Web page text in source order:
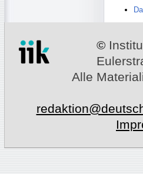
©
Alle